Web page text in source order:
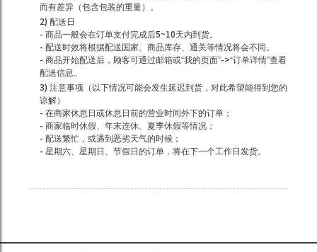
而有差异（包含包装的重量）。
2) 配送日
- 商品一般会在订单支付完成后5~10天内到货。
- 配送时效将根据配送国家、商品库存、通关等情况将会不同。
- 商品开始配送后，顾客可通过邮箱或“我的页面”->“订单详情”查看
配送信息。
3) 注意事项（以下情况可能会发生延迟到货，对此希望能得到您的
谅解）
- 在商家休息日或休息日前的营业时间外下的订单；
- 商家临时休假、年末连休、夏季休假等情况；
- 配送繁忙，或遇到恶劣天气的时候；
- 星期六、星期日、节假日的订单，将在下一个工作日发货。